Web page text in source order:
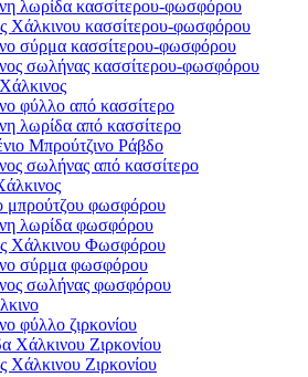
λωρίδα κασσίτερου-φωσφόρου
Χάλκινου κασσίτερου-φωσφόρου
σύρμα κασσίτερου-φωσφόρου
σωλήνας κασσίτερου-φωσφόρου
φύλλο από κασσίτερο
λωρίδα από κασσίτερο
Μπρούτζινο Ράβδο
σωλήνας από κασσίτερο
μπρούτζου φωσφόρου
λωρίδα φωσφόρου
Χάλκινου Φωσφόρου
σύρμα φωσφόρου
σωλήνας φωσφόρου
φύλλο ζιρκονίου
Χάλκινου Ζιρκονίου
Χάλκινου Ζιρκονίου